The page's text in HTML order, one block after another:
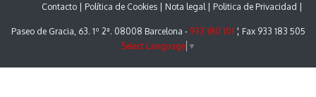
Contacto Política de Cookies Nota legal Politica de Privacidad
Paseo de Gracia, 63. 1º 2ª. 08008 Barcelona - 933 180 101 ¦ Fax 933 183 505
Select Language ▼